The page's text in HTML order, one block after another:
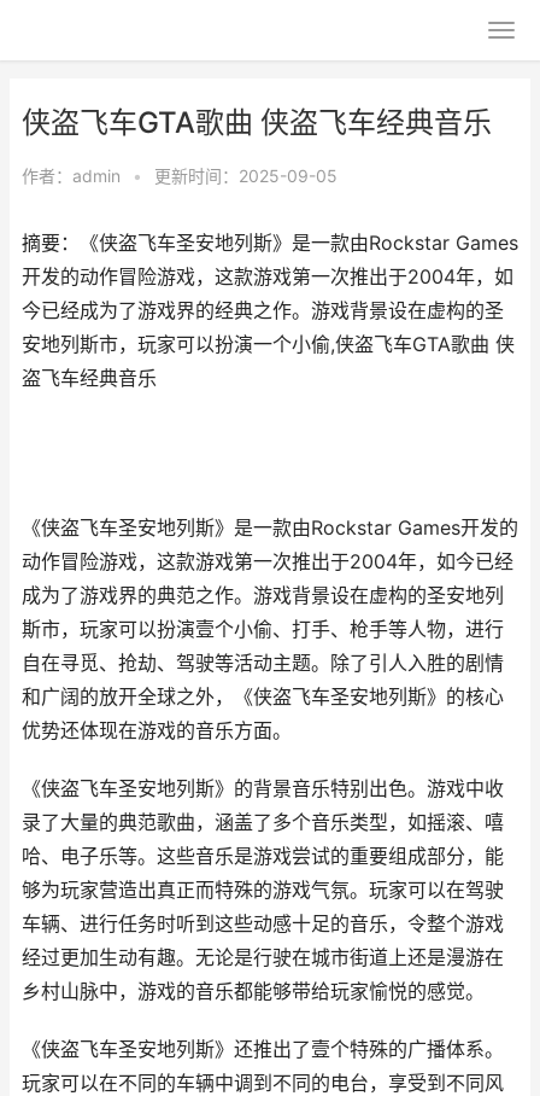
侠盗飞车GTA歌曲 侠盗飞车经典音乐
作者： admin • 更新时间：2025-09-05
摘要：《侠盗飞车圣安地列斯》是一款由Rockstar Games
开发的动作冒险游戏，这款游戏第一次推出于2004年，如
今已经成为了游戏界的经典之作。游戏背景设在虚构的圣
安地列斯市，玩家可以扮演一个小偷,侠盗飞车GTA歌曲 侠
盗飞车经典音乐
《侠盗飞车圣安地列斯》是一款由Rockstar Games开发的
动作冒险游戏，这款游戏第一次推出于2004年，如今已经
成为了游戏界的典范之作。游戏背景设在虚构的圣安地列
斯市，玩家可以扮演壹个小偷、打手、枪手等人物，进行
自在寻觅、抢劫、驾驶等活动主题。除了引人入胜的剧情
和广阔的放开全球之外，《侠盗飞车圣安地列斯》的核心
优势还体现在游戏的音乐方面。
《侠盗飞车圣安地列斯》的背景音乐特别出色。游戏中收
录了大量的典范歌曲，涵盖了多个音乐类型，如摇滚、嘻
哈、电子乐等。这些音乐是游戏尝试的重要组成部分，能
够为玩家营造出真正而特殊的游戏气氛。玩家可以在驾驶
车辆、进行任务时听到这些动感十足的音乐，令整个游戏
经过更加生动有趣。无论是行驶在城市街道上还是漫游在
乡村山脉中，游戏的音乐都能够带给玩家愉悦的感觉。
《侠盗飞车圣安地列斯》还推出了壹个特殊的广播体系。
玩家可以在不同的车辆中调到不同的电台，享受到不同风